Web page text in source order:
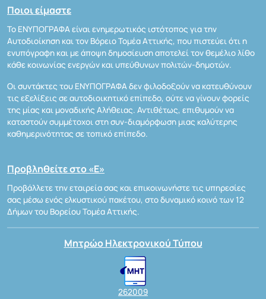
Ποιοι είμαστε
Το ΕΝΥΠΟΓΡΑΦΑ είναι ενημερωτικός ιστότοπος για την
Αυτοδιοίκηση και τον Βόρειο Τομέα Αττικής, που πιστεύει ότι η
ενυπόγραφη και με άποψη δημοσίευση αποτελεί τον θεμέλιο λίθο
κάθε κοινωνίας ενεργών και υπεύθυνων πολιτών-δημοτών.
Οι συντάκτες του ΕΝΥΠΟΓΡΑΦΑ δεν φιλοδοξούν να κατευθύνουν
τις εξελίξεις σε αυτοδιοικητικό επίπεδο, ούτε να γίνουν φορείς
της μίας και μοναδικής Αλήθειας. Αντιθέτως, επιθυμούν να
καταστούν συμμέτοχοι στη συν-διαμόρφωση μιας καλύτερης
καθημερινότητας σε τοπικό επίπεδο.
Προβληθείτε στο «Ε»
Προβάλλετε την εταιρεία σας και επικοινωνήστε τις υπηρεσίες
σας μέσω ενός ελκυστικού πακέτου, στο δυναμικό κοινό των 12
Δήμων του Βορείου Τομέα Αττικής.
Μητρώο Ηλεκτρονικού Τύπου
262009